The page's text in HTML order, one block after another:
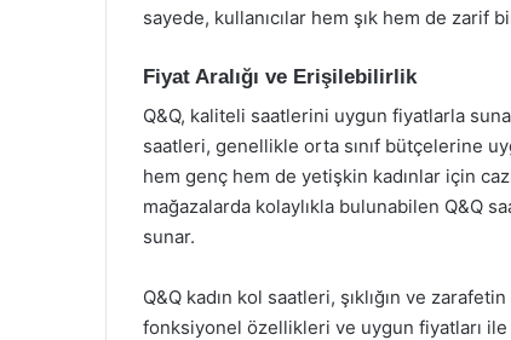
sayede, kullanıcılar hem şık hem de zarif
Fiyat Aralığı ve Erişilebilirlik
Q&Q, kaliteli saatlerini uygun fiyatlarla
saatleri, genellikle orta sınıf bütçelerine
hem genç hem de yetişkin kadınlar için
mağazalarda kolaylıkla bulunabilen Q&Q
sunar.
Q&Q kadın kol saatleri, şıklığın ve
fonksiyonel özellikleri ve uygun fiyatları ile